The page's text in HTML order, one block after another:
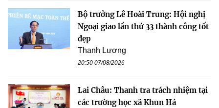
Bộ trưởng Lê Hoài Trung: Hội nghị
Ngoại giao lần thứ 33 thành công tốt
đẹp
Thanh Lương
20:50 07/08/2026
Lai Châu: Thanh tra trách nhiệm tại
các trường học xã Khun Há